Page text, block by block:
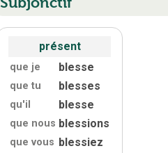
présent
que je blesse
que tu blesses
qu'il blesse
que nous blessions
que vous blessiez